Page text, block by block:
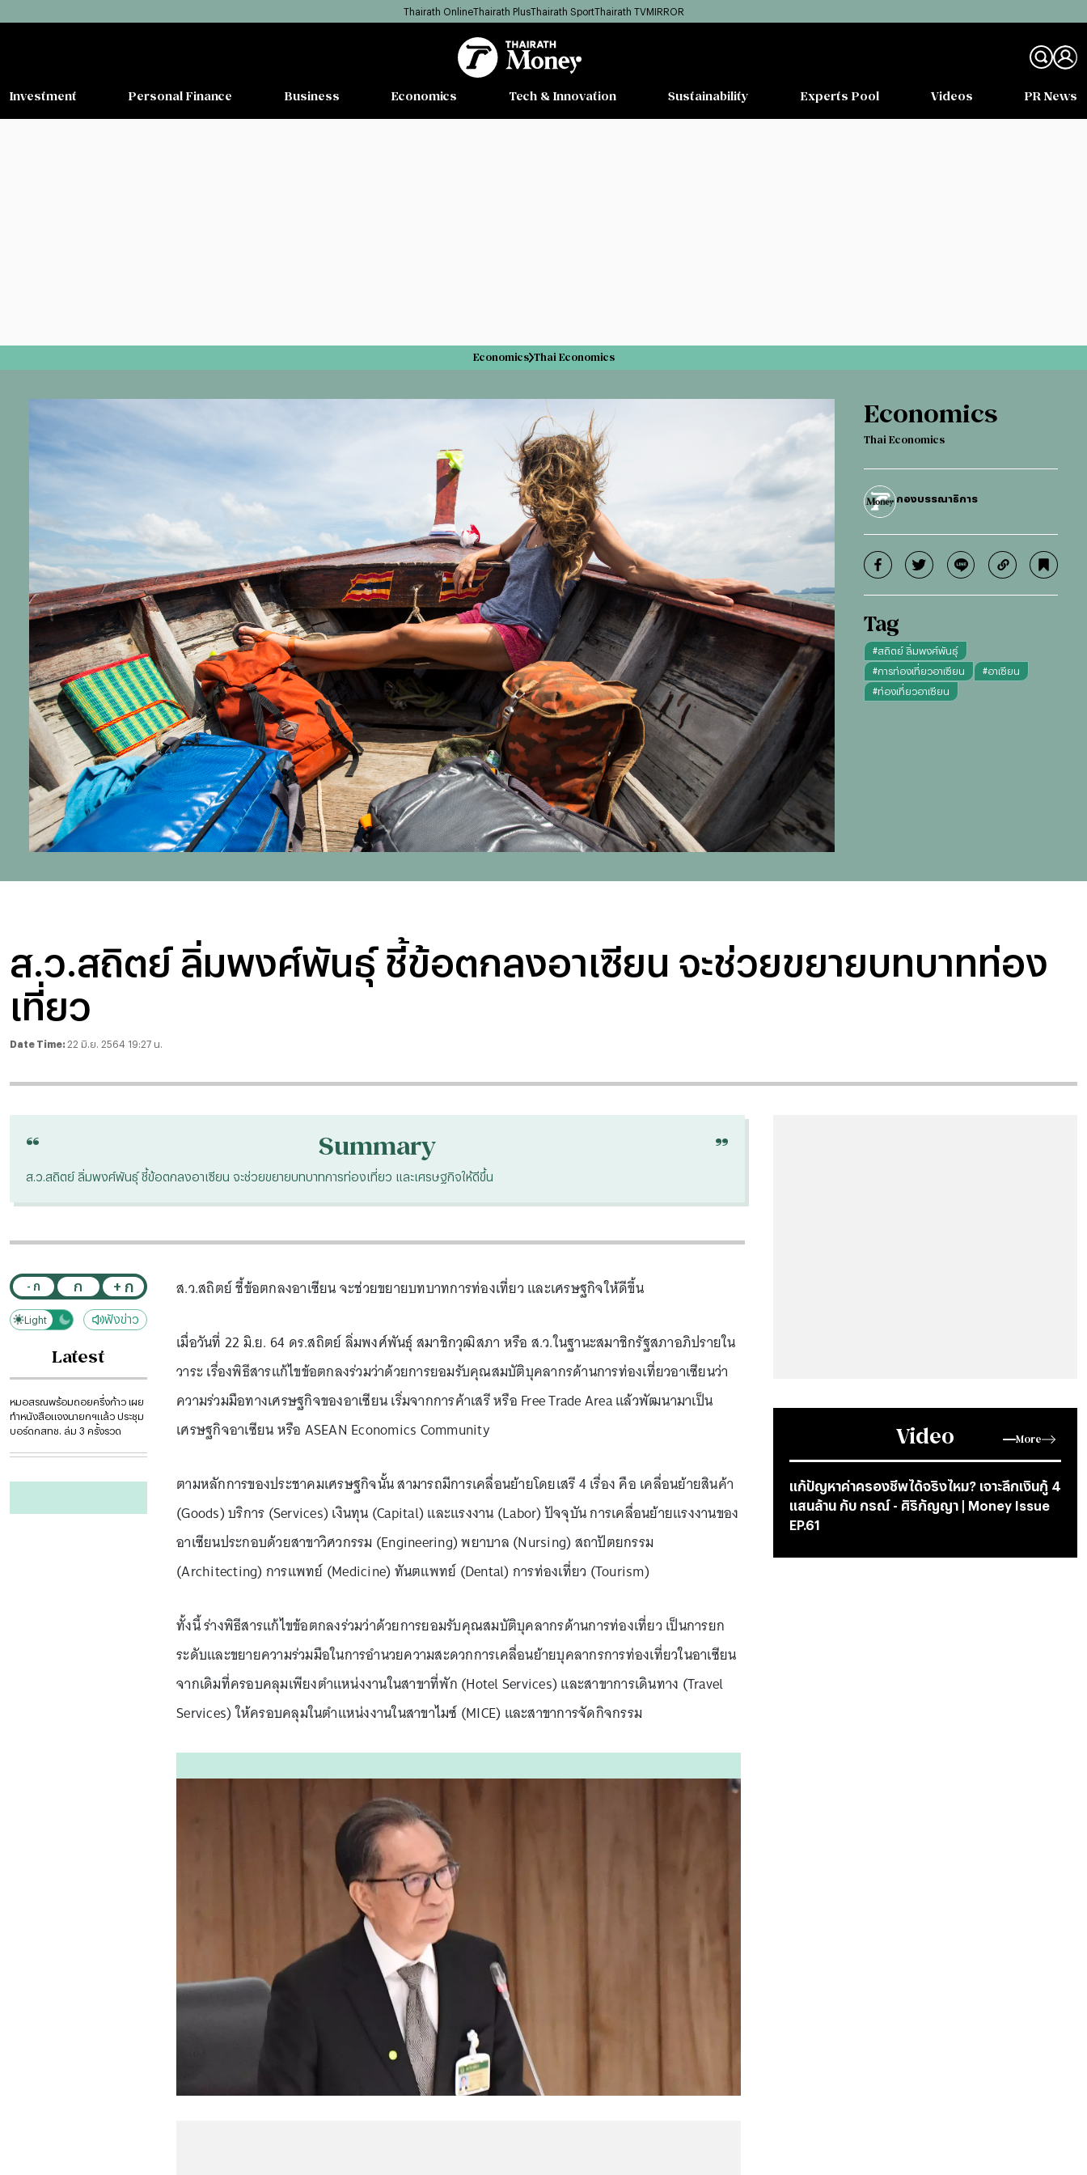
Thairath OnlineThairath PlusThairath SportThairath TVMIRROR
Investment Personal Finance Business Economics Tech & Innovation Sustainability Experts Pool Videos PR News
Economics Thai Economics
Economics
Thai Economics
กองบรรณาธิการ
Tag
#สถิตย์ ลิ่มพงศ์พันธุ์
#การท่องเที่ยวอาเซียน #อาเซียน
#ท่องเที่ยวอาเซียน
ส.ว.สถิตย์ ลิ่มพงศ์พันธุ์ ชี้ข้อตกลงอาเซียน จะช่วยขยายบทบาทท่อง
เที่ยว
Date Time: 22 มิ.ย. 2564 19:27 น.
Video More
แก้ปัญหาค่าครองชีพได้จริงไหม? เจาะลึกเงินกู้ 4
แสนล้าน กับ กรณ์ - ศิริกัญญา | Money Issue
EP.61
“ Summary “
ส.ว.สถิตย์ ลิ่มพงศ์พันธุ์ ชี้ข้อตกลงอาเซียน จะช่วยขยายบทบาทการท่องเที่ยว และเศรษฐกิจให้ดีขึ้น
- ก ก + ก
Dark
Light ฟังข่าว
Latest
หมอสรณพร้อมถอยครึ่งก้าว เผย
ทำหนังสือแจงนายกฯแล้ว ประชุม
บอร์ดกสทช. ล่ม 3 ครั้งรวด
ส.ว.สถิตย์ ชี้ข้อตกลงอาเซียน จะช่วยขยายบทบาทการท่องเที่ยว และเศรษฐกิจให้ดีขึ้น
เมื่อวันที่ 22 มิ.ย. 64 ดร.สถิตย์ ลิ่มพงศ์พันธุ์ สมาชิกวุฒิสภา หรือ ส.ว.ในฐานะสมาชิกรัฐสภาอภิปรายใน
วาระ เรื่องพิธีสารแก้ไขข้อตกลงร่วมว่าด้วยการยอมรับคุณสมบัติบุคลากรด้านการท่องเที่ยวอาเซียนว่า
ความร่วมมือทางเศรษฐกิจของอาเซียน เริ่มจากการค้าเสรี หรือ Free Trade Area แล้วพัฒนามาเป็น
เศรษฐกิจอาเซียน หรือ ASEAN Economics Community
ตามหลักการของประชาคมเศรษฐกิจนั้น สามารถมีการเคลื่อนย้ายโดยเสรี 4 เรื่อง คือ เคลื่อนย้ายสินค้า
(Goods) บริการ (Services) เงินทุน (Capital) และแรงงาน (Labor) ปัจจุบัน การเคลื่อนย้ายแรงงานของ
อาเซียนประกอบด้วยสาขาวิศวกรรม (Engineering) พยาบาล (Nursing) สถาปัตยกรรม
(Architecting) การแพทย์ (Medicine) ทันตแพทย์ (Dental) การท่องเที่ยว (Tourism)
ทั้งนี้ ร่างพิธีสารแก้ไขข้อตกลงร่วมว่าด้วยการยอมรับคุณสมบัติบุคลากรด้านการท่องเที่ยว เป็นการยก
ระดับและขยายความร่วมมือในการอำนวยความสะดวกการเคลื่อนย้ายบุคลากรการท่องเที่ยวในอาเซียน
จากเดิมที่ครอบคลุมเพียงตำแหน่งงานในสาขาที่พัก (Hotel Services) และสาขาการเดินทาง (Travel
Services) ให้ครอบคลุมในตำแหน่งงานในสาขาไมซ์ (MICE) และสาขาการจัดกิจกรรม